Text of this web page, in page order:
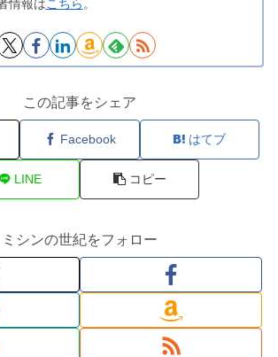
情報はこちら 。
この記事をシェア
Facebook はてブ
LINE コピー
ミシンの世紀をフォロー